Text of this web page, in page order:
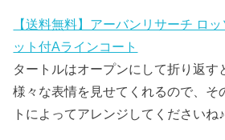
【送料無料】アーバンリサーチ ロ
ット付Aラインコート
タートルはオープンにして折り返す
様々な表情を見せてくれるので、そ
トによってアレンジしてくださいね♪